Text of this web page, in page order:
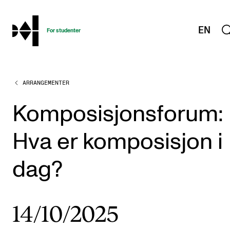
hjem
For studenter EN
STUDIENE
Eksamen, arbeidskrav og vitnemål
Studieplaner og emner
Studiekalender
Tilrettelegging og fritak
Timeplaner og undervisning
Lover og regler
ARRANGEMENTER
Komposisjonsforum:
Hva er komposisjon i
dag?
14/10/2025